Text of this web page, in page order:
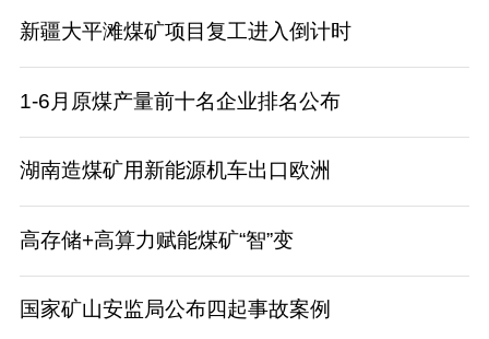
新疆大平滩煤矿项目复工进入倒计时
1-6月原煤产量前十名企业排名公布
湖南造煤矿用新能源机车出口欧洲
高存储+高算力赋能煤矿“智”变
国家矿山安监局公布四起事故案例